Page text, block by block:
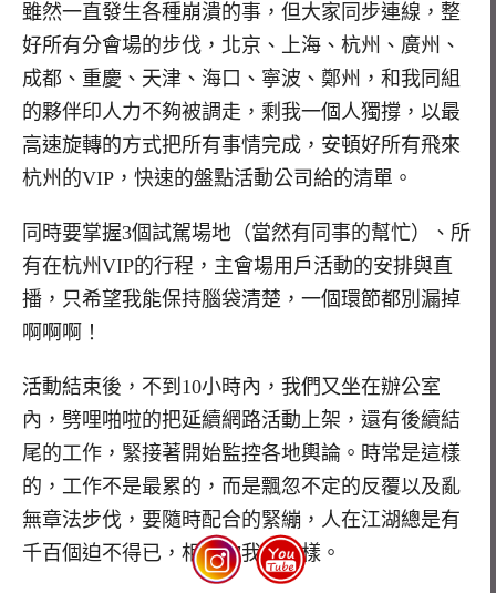
雖然一直發生各種崩潰的事，但大家同步連線，整
好所有分會場的步伐，北京、上海、杭州、廣州、
成都、重慶、天津、海口、寧波、鄭州，和我同組
的夥伴印人力不夠被調走，剩我一個人獨撐，以最
高速旋轉的方式把所有事情完成，安頓好所有飛來
杭州的VIP，快速的盤點活動公司給的清單。
同時要掌握3個試駕場地（當然有同事的幫忙）、所
有在杭州VIP的行程，主會場用戶活動的安排與直
播，只希望我能保持腦袋清楚，一個環節都別漏掉
啊啊啊！
活動結束後，不到10小時內，我們又坐在辦公室
內，劈哩啪啦的把延續網路活動上架，還有後續結
尾的工作，緊接著開始監控各地輿論。時常是這樣
的，工作不是最累的，而是飄忽不定的反覆以及亂
無章法步伐，要隨時配合的緊繃，人在江湖總是有
千百個迫不得已，相信你我都一樣。